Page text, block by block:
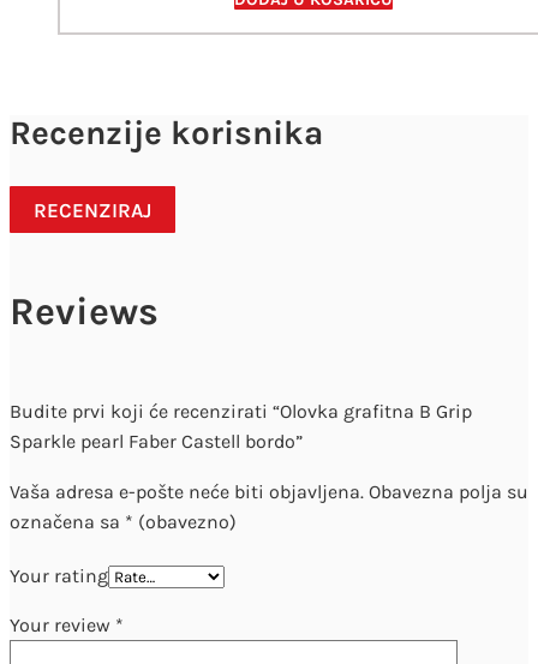
siva
Recenzije korisnika
RECENZIRAJ
Reviews
Budite prvi koji će recenzirati “Olovka grafitna B Grip
Sparkle pearl Faber Castell bordo”
Vaša adresa e-pošte neće biti objavljena. Obavezna polja su
označena sa * (obavezno)
Your rating
Your review *